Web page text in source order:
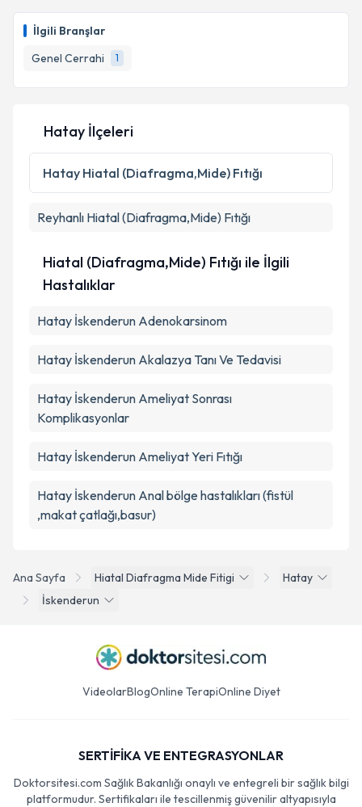
İlgili Branşlar
Genel Cerrahi
1
takvim hazırlandığında e-posta ile bilgilendireceğiz.
E-posta Adresiniz
Kişisel verilerimin işlenmesine ilişkinAydınlatma
Metni 'ni okudum ve kişisel verilerimin belirtilen
kapsamda işlenmesini kabul ediyorum.
Ana Sayfa Hiatal Diafragma Mide Fitigi
Hatay
İskenderun
Hatay İlçeleri
Hatay Hiatal (Diafragma,Mide) Fıtığı
Reyhanlı Hiatal (Diafragma,Mide) Fıtığı
Hiatal (Diafragma,Mide) Fıtığı ile İlgili
Hastalıklar
Hatay İskenderun Adenokarsinom
Hatay İskenderun Akalazya Tanı Ve Tedavisi
Hatay İskenderun Ameliyat Sonrası
Komplikasyonlar
Hatay İskenderun Ameliyat Yeri Fıtığı
Hatay İskenderun Anal bölge hastalıkları (fistül
,makat çatlağı,basur)
VideolarBlogOnline TerapiOnline Diyet
SERTİFİKA VE ENTEGRASYONLAR
Doktorsitesi.com Sağlık Bakanlığı onaylı ve entegreli bir sağlık bilgi
platformudur. Sertifikaları ile tescillenmiş güvenilir altyapısıyla